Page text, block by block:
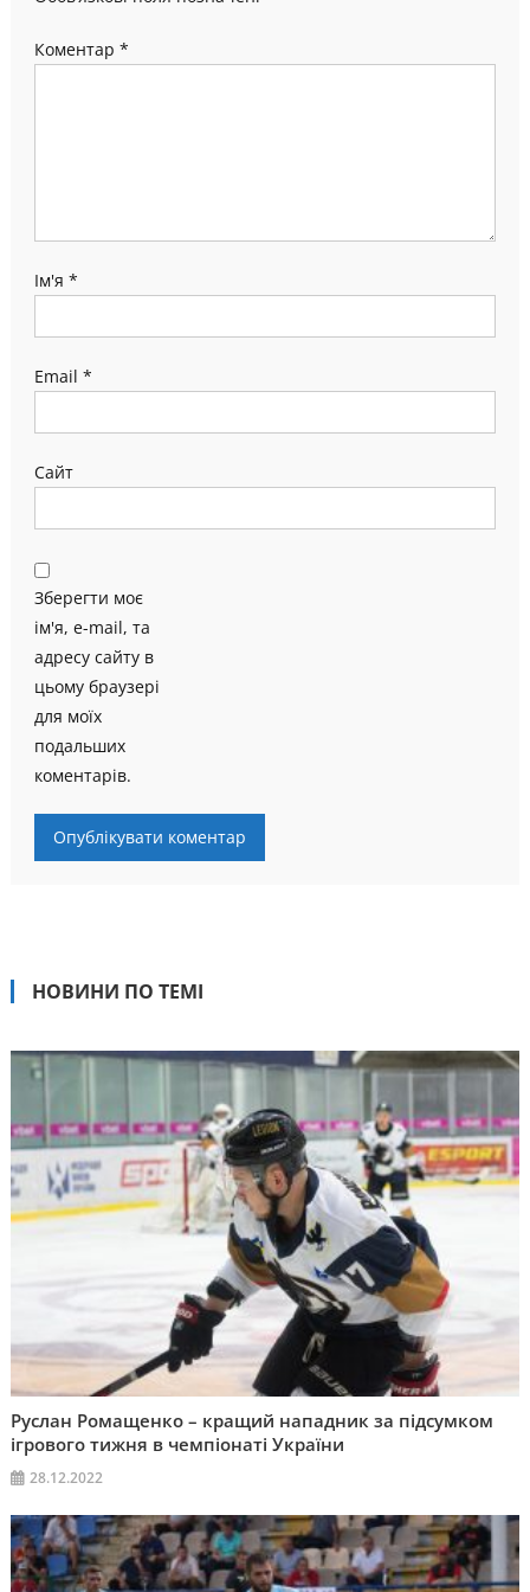
Коментар *
Ім'я *
Email *
Сайт
Зберегти моє
ім'я, e-mail, та
адресу сайту в
цьому браузері
для моїх
подальших
коментарів.
НОВИНИ ПО ТЕМІ
Руслан Ромащенко – кращий нападник за підсумком
ігрового тижня в чемпіонаті України
28.12.2022